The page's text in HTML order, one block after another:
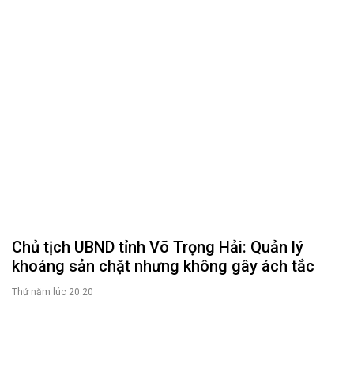
Chủ tịch UBND tỉnh Võ Trọng Hải: Quản lý
khoáng sản chặt nhưng không gây ách tắc
Thứ năm lúc 20:20